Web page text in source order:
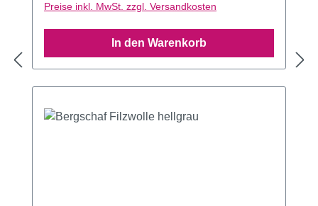
Preise inkl. MwSt. zzgl. Versandkosten
In den Warenkorb